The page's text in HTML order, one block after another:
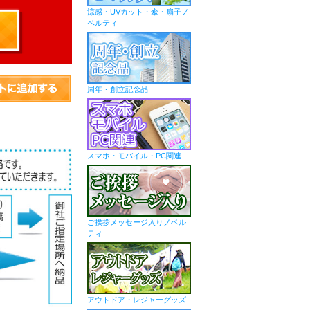
涼感・UVカット・傘・扇子ノ
ベルティ
周年・創立記念品
スマホ・モバイル・PC関連
ご挨拶メッセージ入りノベル
ティ
アウトドア・レジャーグッズ